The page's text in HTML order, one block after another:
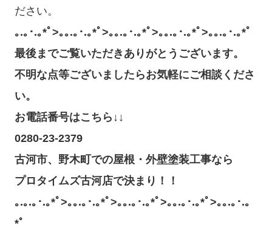
ださい。
｡.｡･.｡*ﾟ>｡｡.｡･.｡*ﾟ>｡｡.｡･.｡*ﾟ>｡｡.｡･.｡*ﾟ>｡｡.｡･.｡*ﾟ
最後までご覧いただきありがとうございます。
不明な点等ございましたらお気軽にご相談くださ
い。
お電話番号はこちら↓↓
0280-23-2379
古河市、野木町での屋根・外壁塗装工事なら
プロタイムズ古河店で決まり！！
｡.｡.｡･.｡*ﾟ>｡｡.｡･.｡*ﾟ>｡｡.｡･.｡*ﾟ>｡｡.｡･.｡*ﾟ>｡｡.｡･.｡
*ﾟ